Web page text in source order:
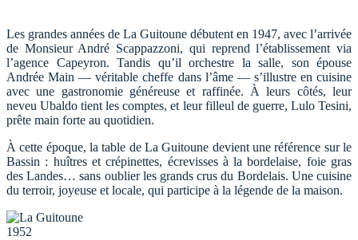
Les grandes années de La Guitoune débutent en 1947, avec l’arrivée
de Monsieur André Scappazzoni, qui reprend l’établissement via
l’agence Capeyron. Tandis qu’il orchestre la salle, son épouse
Andrée Main — véritable cheffe dans l’âme — s’illustre en cuisine
avec une gastronomie généreuse et raffinée. À leurs côtés, leur
neveu Ubaldo tient les comptes, et leur filleul de guerre, Lulo Tesini,
prête main forte au quotidien.
À cette époque, la table de La Guitoune devient une référence sur le
Bassin : huîtres et crépinettes, écrevisses à la bordelaise, foie gras
des Landes… sans oublier les grands crus du Bordelais. Une cuisine
du terroir, joyeuse et locale, qui participe à la légende de la maison.
1952